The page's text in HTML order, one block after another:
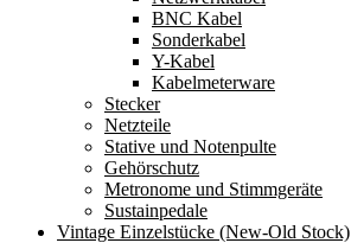
BNC Kabel
Sonderkabel
Y-Kabel
Kabelmeterware
Stecker
Netzteile
Stative und Notenpulte
Gehörschutz
Metronome und Stimmgeräte
Sustainpedale
Vintage Einzelstücke (New-Old Stock)